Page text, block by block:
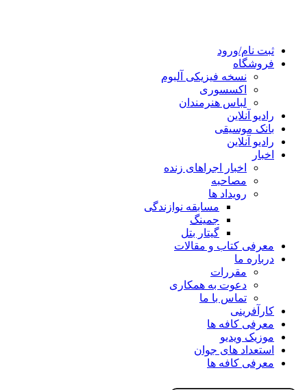
ثبت نام/ورود
فروشگاه
نسخه فیزیکی آلبوم
اکسسوری
لباس هنرمندان
رادیو آنلاین
بانک موسیقی
رادیو آنلاین
اخبار
اخبار اجراهای زنده
مصاحبه
رویداد ها
مسابقه نوازندگی
جمینگ
گیتار بتل
معرفی کتاب و مقالات
درباره ما
مقررات
دعوت به همکاری
تماس با ما
کارآفرینی
معرفی کافه ها
موزیک ویدیو
استعداد های جوان
معرفی کافه ها